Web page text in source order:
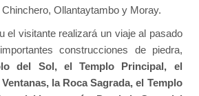
Ollantaytambo y Moray.
el visitante realizará un viaje al pasado
construcciones de piedra,
del Sol, el Templo Principal, el
la Roca Sagrada, el Templo